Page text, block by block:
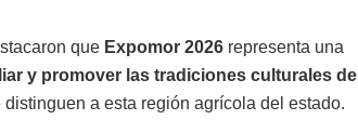
que Expomor 2026 representa una
y promover las tradiciones culturales del
a esta región agrícola del estado.